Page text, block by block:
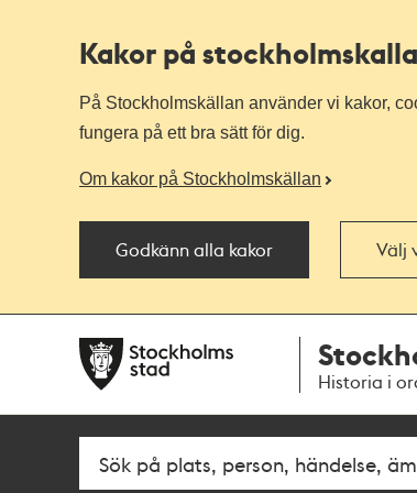
Kakor på
På Stockholmskällan använder vi kakor,
fungera på ett bra sätt för dig.
Om kakor på Stockholmskällan
Godkänn alla kakor Välj
navigationen
huvudinnehållet
Historia i
SökFritextsök